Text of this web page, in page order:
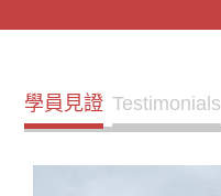
學員見證 Testimonials